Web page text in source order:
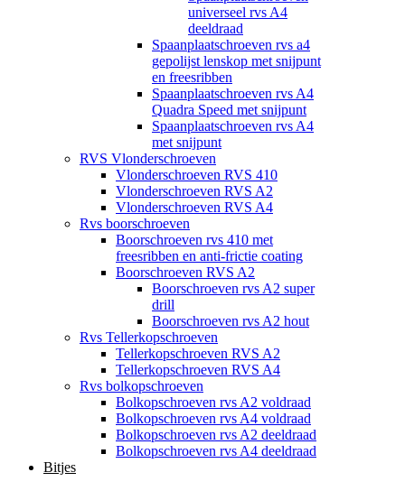
universeel rvs A4
deeldraad
Spaanplaatschroeven rvs a4
gepolijst lenskop met snijpunt
en freesribben
Spaanplaatschroeven rvs A4
Quadra Speed met snijpunt
Spaanplaatschroeven rvs A4
met snijpunt
RVS Vlonderschroeven
Vlonderschroeven RVS 410
Vlonderschroeven RVS A2
Vlonderschroeven RVS A4
Rvs boorschroeven
Boorschroeven rvs 410 met
freesribben en anti-frictie coating
Boorschroeven RVS A2
Boorschroeven rvs A2 super
drill
Boorschroeven rvs A2 hout
Rvs Tellerkopschroeven
Tellerkopschroeven RVS A2
Tellerkopschroeven RVS A4
Rvs bolkopschroeven
Bolkopschroeven rvs A2 voldraad
Bolkopschroeven rvs A4 voldraad
Bolkopschroeven rvs A2 deeldraad
Bolkopschroeven rvs A4 deeldraad
Bitjes